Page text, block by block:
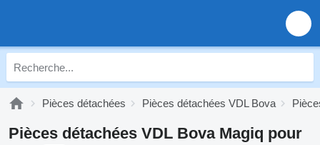
Pièces détachées Pièces détachées VDL Bova
Pièces détachées VDL Bova Magiq pour